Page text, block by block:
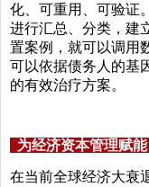
化、可重用、可验证
进行汇总、分类，建
置案例，就可以调用
可以依据债务人的基
的有效治疗方案。
为经济资本管理赋能
在当前全球经济大衰